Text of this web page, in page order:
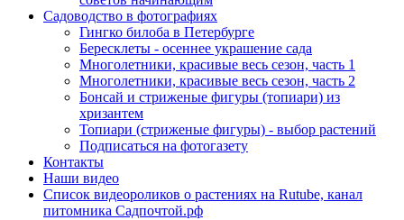
Садоводство в фотографиях
Гингко билоба в Петербурге
Бересклеты - осеннее украшение сада
Многолетники, красивые весь сезон, часть 1
Многолетники, красивые весь сезон, часть 2
Бонсай и стриженые фигуры (топиари) из
хризантем
Топиари (стриженые фигуры) - выбор растений
Подписаться на фотогазету
Контакты
Наши видео
Список видеороликов о растениях на Rutube, канал
питомника Садпочтой.рф